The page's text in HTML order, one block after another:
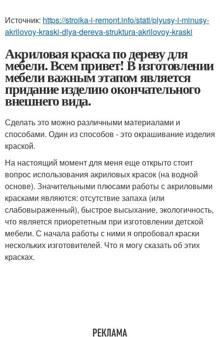
Источник: https://stroika-i-remont.info/stati/plyusy-i-minusy-
akrilovoy-kraski-dlya-dereva-struktura-akrilovoy-kraski
Акриловая краска по дереву для
мебели. Всем привет! В изготовлении
мебели важным этапом является
придание изделию окончательного
внешнего вида.
Сделать это можно различными материалами и
способами. Один из способов - это окрашивание изделия
краской.
На настоящий момент для меня еще открыто стоит
вопрос использования акриловых красок (на водной
основе). Значительными плюсами работы с акриловыми
красками являются: отсутствие запаха (или
слабовыраженный), быстрое высыхание, экологичность,
что является приорететным при изготовлении детской
мебели. С начала работы с ними я опробовал краски
нескольких изготовителей. Что я могу сказать об этих
красках.